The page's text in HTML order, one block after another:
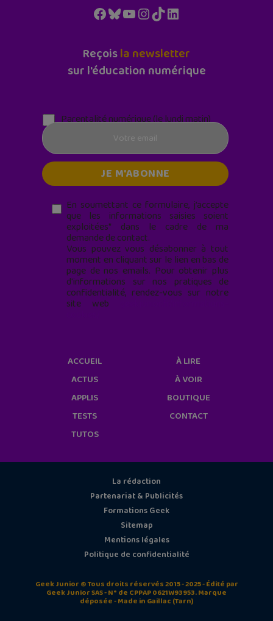
Facebook
Bluesky
YouTube
Instagram
TikTokLinkedIn
Reçoisla newsletter
sur l'éducation numérique
Parentalité numérique (le lundi matin)
En soumettant ce formulaire, j’accepte
que les informations saisies soient
exploitées* dans le cadre de ma
demande de contact.
Vous pouvez vous désabonner à tout
moment en cliquant sur le lien en bas de
page de nos emails. Pour obtenir plus
d'informations sur nos pratiques de
confidentialité, rendez-vous sur notre
site web
ACCUEIL
ACTUS
APPLIS
TESTS
TUTOS
À LIRE
À VOIR
BOUTIQUE
CONTACT
La rédaction
Partenariat & Publicités
Formations Geek
Sitemap
Mentions légales
Politique de confidentialité
Geek Junior © Tous droits réservés 2015 - 2025 - Édité par
Geek Junior SAS - N° de CPPAP 0621W93953. Marque
déposée - Made in Gaillac (Tarn)